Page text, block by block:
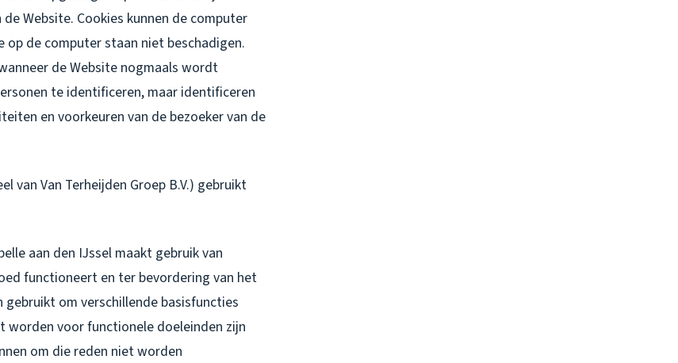
Website. Cookies kunnen de computer
op de computer staan niet beschadigen.
de Website nogmaals wordt
te identificeren, maar identificeren
en voorkeuren van de bezoeker van de
van Van Terheijden Groep B.V.) gebruikt
aan den IJssel maakt gebruik van
functioneert en ter bevordering van het
gebruikt om verschillende basisfuncties
worden voor functionele doeleinden zijn
om die reden niet worden